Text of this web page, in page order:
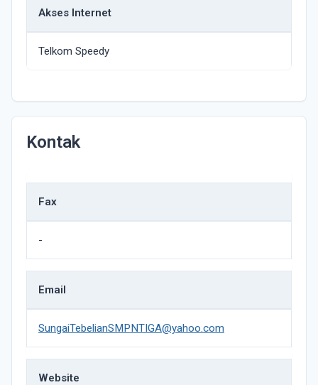
Akses Internet
Telkom Speedy
Kontak
Fax
-
Email
SungaiTebelianSMPNTIGA@yahoo.com
Website